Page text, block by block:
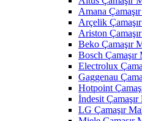
Amana
Arçelik
Ariston
Beko Çamaşır
Bosch
Electrolux
Gaggenau
Hotpoint
İndesit
LG Çamaşır